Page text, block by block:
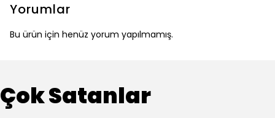
Yorumlar
Bu ürün için henüz yorum yapılmamış.
Çok Satanlar